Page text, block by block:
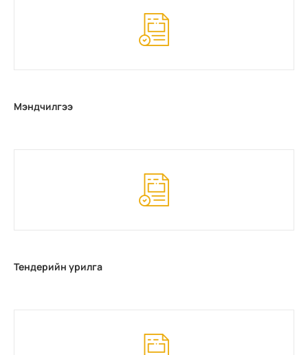
Мэндчилгээ
Тендерийн урилга